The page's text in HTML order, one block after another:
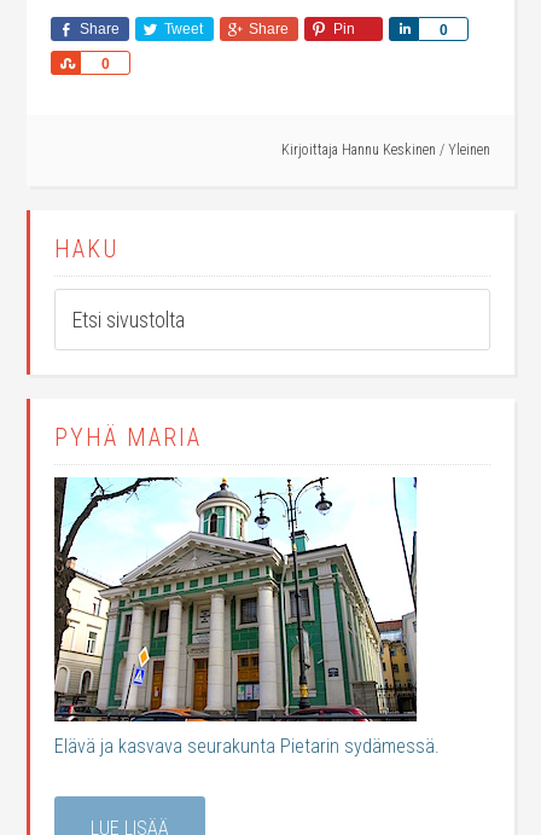
Share Tweet Share Pin 0
Share
0
Share
Kirjoittaja Hannu Keskinen / Yleinen
HAKU
PYHÄ MARIA
Elävä ja kasvava seurakunta Pietarin sydämessä.
LUE LISÄÄ